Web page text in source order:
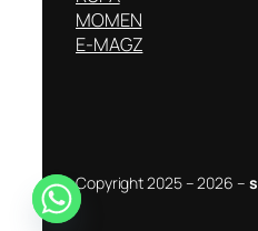
MOMEN
E-MAGZ
Copyright 2025 – 2026 –